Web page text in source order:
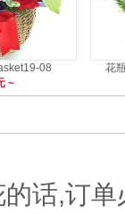
08
~
花
话,订